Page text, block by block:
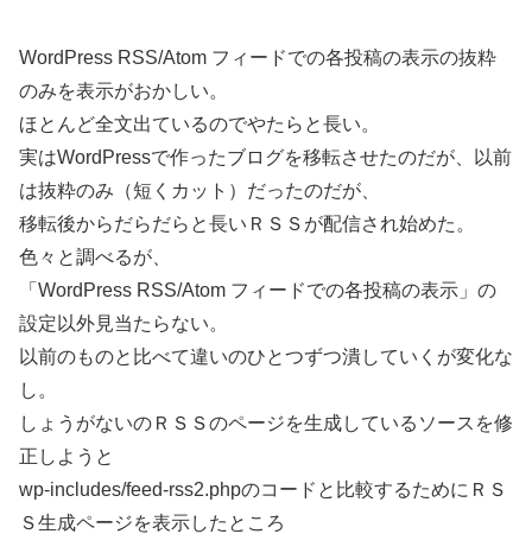
WordPress RSS/Atom フィードでの各投稿の表示の抜粋
のみを表示がおかしい。
ほとんど全文出ているのでやたらと長い。
実はWordPressで作ったブログを移転させたのだが、以前
は抜粋のみ（短くカット）だったのだが、
移転後からだらだらと長いＲＳＳが配信され始めた。
色々と調べるが、
「WordPress RSS/Atom フィードでの各投稿の表示」の
設定以外見当たらない。
以前のものと比べて違いのひとつずつ潰していくが変化な
し。
しょうがないのＲＳＳのページを生成しているソースを修
正しようと
wp-includes/feed-rss2.phpのコードと比較するためにＲＳ
Ｓ生成ページを表示したところ